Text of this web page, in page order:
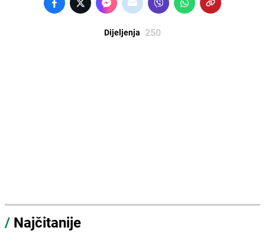
Dijeljenja 250
/ Najčitanije